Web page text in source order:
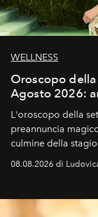
WELLNESS
Oroscopo
Agosto 2026:
L'oroscopo della
preannuncia
culmine della
ideale per la notte
08.08.2026 di